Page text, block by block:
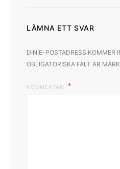
LÄMNA ETT SVAR
DIN E-POSTADRESS KOMMER
OBLIGATORISKA FÄLT ÄR
KOMMENTAR